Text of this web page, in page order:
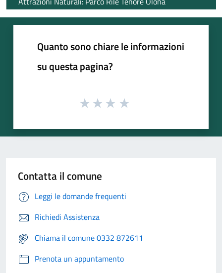
Quanto sono chiare le informazioni
su questa pagina?
Contatta il comune
Leggi le domande frequenti
Richiedi Assistenza
Chiama il comune 0332 872611
Prenota un appuntamento